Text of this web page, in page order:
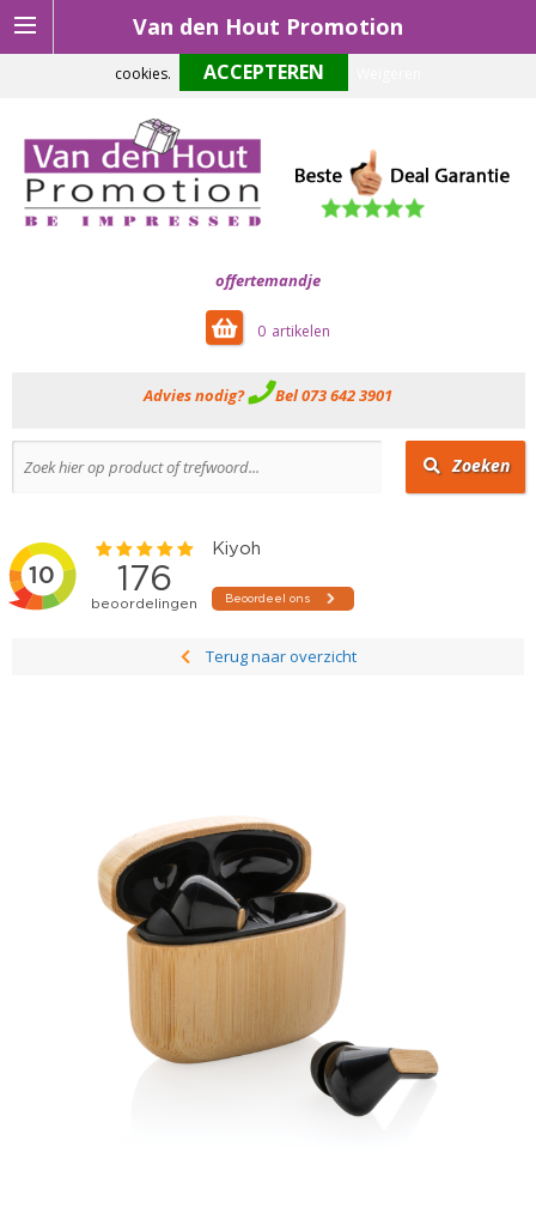
Van den Hout Promotion
offertemandje
0
Advies nodig? Bel 073 642 3901
Zoeken
Terug naar overzicht
Om onze website optimaal te laten functioneren maken wij gebruik van
cookies.